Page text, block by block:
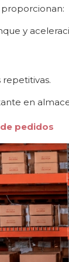
y
en
pedidos